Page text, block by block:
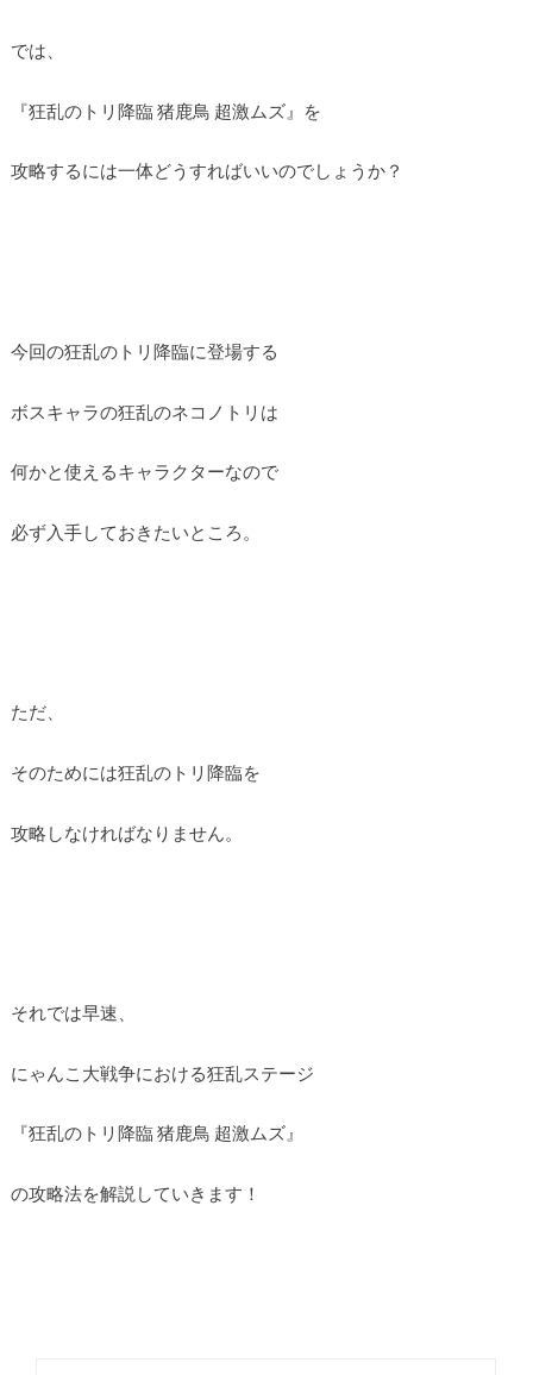
では、
『狂乱のトリ降臨 猪鹿鳥 超激ムズ』を
攻略するには一体どうすればいいのでしょうか？
今回の狂乱のトリ降臨に登場する
ボスキャラの狂乱のネコノトリは
何かと使えるキャラクターなので
必ず入手しておきたいところ。
ただ、
そのためには狂乱のトリ降臨を
攻略しなければなりません。
それでは早速、
にゃんこ大戦争における狂乱ステージ
『狂乱のトリ降臨 猪鹿鳥 超激ムズ』
の攻略法を解説していきます！